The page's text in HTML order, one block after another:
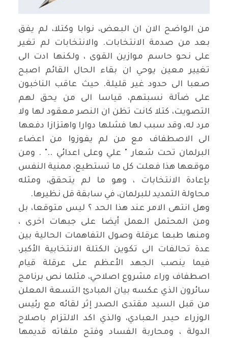
من الواضح الان ان البعض، نوابا وكتلا، لم يفق
بعد من صدمة الانتخابات. والانتخابات لم تغير
على نحو حاسم موازين القوى ، ولكنها ادت الى
تغيير معين يوحي ان بقاء الحال القائم اصبح
صعبا الى حدود غير قليلة. حيث عاقب الناخبون
على ضآلة نسبتهم، قياسا الى من يحق لهم
التصويت، كتلا كانت تظن ان النصر معقود لها ولا
مرد له، وقد سبب لها فشلها دوارا واهتزازا دفعها
الى الاصطفاف مع من لم يفوزوا من اعضاء
البرلمان تحت شعار " علي وعلى اعدائي .." . ومن
موقعها هذا فعلت كل ما تستطيع، ممنية النفس
بإعادة الانتخابات ، وهو ما لم يتحقق، ومثله
محاولة التمديد للبرلمان، في سابقة قل نظيرها.
وهل انتهى الامر عند هذا الحد ؟ ليس متوقعا، بل
ومن المحتمل العمل أيضا على جبهات اخرى ،
ومنها طبعا عرقلة وصول التفاهمات الحالية بين
عدة تحالفات الى تكوين الكتلة الانتخابية الأكبر،
فيما ينصب الجهد الأعظم على عرقلة قيام
اصطفاف وراء مشروع اصلاحي، مثلما نص برنامج
سائرون الذي عكسه بيان المبادئ التسعة المعلن
من قبل السيد مقتدى الصدر إثر لقائه مع رئيس
الوزراء حيدر العبادي، والذي اكد الالتزام باصلاح
الدولة ، ومحاربة الفساد وفتح ملفاته قديمها